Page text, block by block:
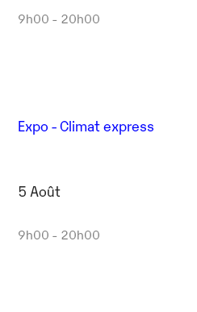
9h00 - 20h00
Expo - Climat express
5 Août
9h00 - 20h00